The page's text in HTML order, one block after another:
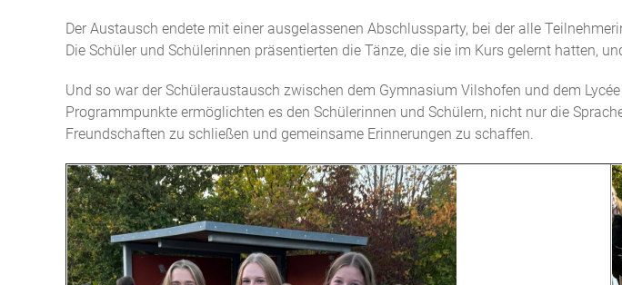
Der Austausch endete mit einer ausgelassenen Abschlussparty, bei der alle
Die Schüler und Schülerinnen präsentierten die Tänze, die sie im Kurs gelernt hatten,
Und so war der Schüleraustausch zwischen dem Gymnasium Vilshofen und dem
Programmpunkte ermöglichten es den Schülerinnen und Schülern, nicht nur die
Freundschaften zu schließen und gemeinsame Erinnerungen zu schaffen.